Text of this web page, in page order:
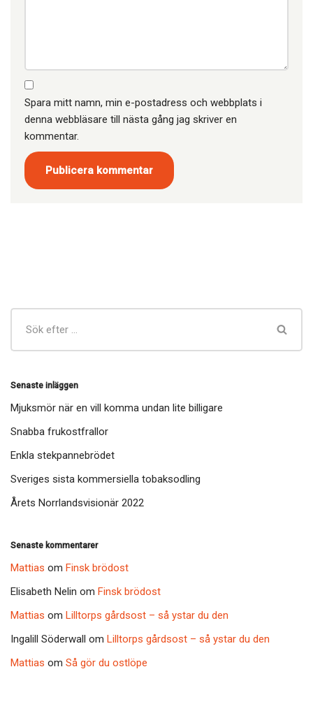
Spara mitt namn, min e-postadress och webbplats i
denna webbläsare till nästa gång jag skriver en
kommentar.
Senaste inläggen
Mjuksmör när en vill komma undan lite billigare
Snabba frukostfrallor
Enkla stekpannebrödet
Sveriges sista kommersiella tobaksodling
Årets Norrlandsvisionär 2022
Senaste kommentarer
Mattias om Finsk brödost
Elisabeth Nelin om Finsk brödost
Mattias om Lilltorps gårdsost – så ystar du den
Ingalill Söderwall om Lilltorps gårdsost – så ystar du den
Mattias om Så gör du ostlöpe